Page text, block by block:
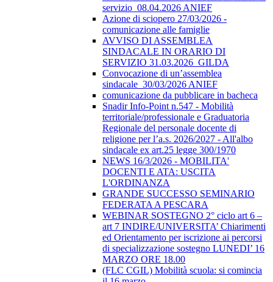
servizio_08.04.2026 ANIEF
Azione di sciopero 27/03/2026 -
comunicazione alle famiglie
AVVISO DI ASSEMBLEA
SINDACALE IN ORARIO DI
SERVIZIO 31.03.2026_GILDA
Convocazione di un’assemblea
sindacale_30/03/2026 ANIEF
comunicazione da pubblicare in bacheca
Snadir Info-Point n.547 - Mobilità
territoriale/professionale e Graduatoria
Regionale del personale docente di
religione per l’a.s. 2026/2027 - All'albo
sindacale ex art.25 legge 300/1970
NEWS 16/3/2026 - MOBILITA'
DOCENTI E ATA: USCITA
L'ORDINANZA
GRANDE SUCCESSO SEMINARIO
FEDERATA A PESCARA
WEBINAR SOSTEGNO 2° ciclo art 6 –
art 7 INDIRE/UNIVERSITA’ Chiarimenti
ed Orientamento per iscrizione ai percorsi
di specializzazione sostegno LUNEDI’ 16
MARZO ORE 18.00
(FLC CGIL) Mobilità scuola: si comincia